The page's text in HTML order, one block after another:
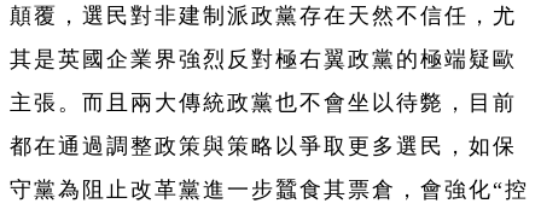
顛覆，選民對非建制派政黨存在天然不信任，尤
其是英國企業界強烈反對極右翼政黨的極端疑歐
主張。而且兩大傳統政黨也不會坐以待斃，目前
都在通過調整政策與策略以爭取更多選民，如保
守黨為阻止改革黨進一步蠶食其票倉，會強化“控